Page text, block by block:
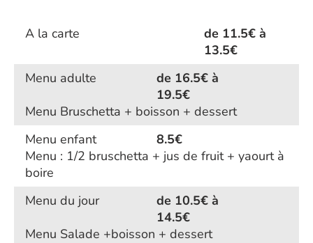
A la carte
de 11.5€ à
13.5€
Menu adulte
de 16.5€ à
19.5€
Menu Bruschetta + boisson + dessert
Menu enfant
8.5€
Menu : 1/2 bruschetta + jus de fruit + yaourt à
boire
Menu du jour
de 10.5€ à
14.5€
Menu Salade +boisson + dessert